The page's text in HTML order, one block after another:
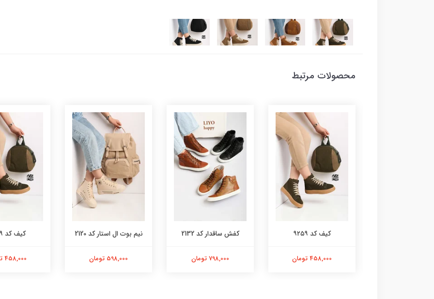
محصولات مرتبط
کیف کد ۹۲۵۹
458,000 تومان
کفش ساقدار کد 2132
798,000 تومان
نیم بوت ال استار کد 2120
598,000 تومان
کیف کد ۹۲۵۹
458,000 تومان